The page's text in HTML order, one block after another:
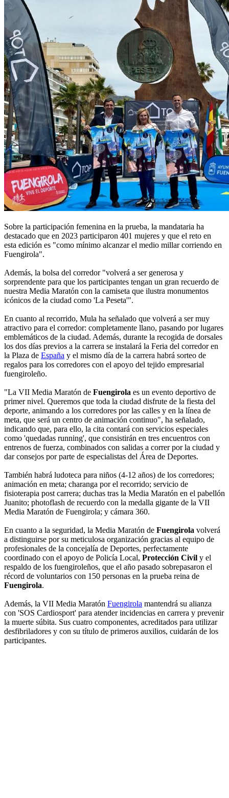
Sobre la participación femenina en la prueba, la mandataria ha
destacado que en 2023 participaron 401 mujeres y que el reto en
esta edición es "como mínimo alcanzar el medio millar corriendo en
Fuengirola".
Además, la bolsa del corredor "volverá a ser generosa y
sorprendente para que los participantes tengan un gran recuerdo de
nuestra Media Maratón con la camiseta que ilustra monumentos
icónicos de la ciudad como 'La Peseta'".
En cuanto al recorrido, Mula ha señalado que volverá a ser muy
atractivo para el corredor: completamente llano, pasando por lugares
emblemáticos de la ciudad. Además, durante la recogida de dorsales
los dos días previos a la carrera se instalará la Feria del corredor en
la Plaza de España y el mismo día de la carrera habrá sorteo de
regalos para los corredores con el apoyo del tejido empresarial
fuengiroleño.
"La VII Media Maratón de Fuengirola es un evento deportivo de
primer nivel. Queremos que toda la ciudad disfrute de la fiesta del
deporte, animando a los corredores por las calles y en la línea de
meta, que será un centro de animación continuo", ha señalado,
indicando que, para ello, la cita contará con servicios especiales
como 'quedadas running', que consistirán en tres encuentros con
entrenos de fuerza, combinados con salidas a correr por la ciudad y
dar consejos por parte de especialistas del Área de Deportes.
También habrá ludoteca para niños (4-12 años) de los corredores;
animación en meta; charanga por el recorrido; servicio de
fisioterapia post carrera; duchas tras la Media Maratón en el pabellón
Juanito; photoflash de recuerdo con la medalla gigante de la VII
Media Maratón de Fuengirola; y cámara 360.
En cuanto a la seguridad, la Media Maratón de Fuengirola volverá
a distinguirse por su meticulosa organización gracias al equipo de
profesionales de la concejalía de Deportes, perfectamente
coordinado con el apoyo de Policía Local, Protección Civil y el
respaldo de los fuengiroleños, que el año pasado sobrepasaron el
récord de voluntarios con 150 personas en la prueba reina de
Fuengirola.
Además, la VII Media Maratón Fuengirola mantendrá su alianza
con 'SOS Cardiosport' para atender incidencias en carrera y prevenir
la muerte súbita. Sus cuatro componentes, acreditados para utilizar
desfibriladores y con su título de primeros auxilios, cuidarán de los
participantes.